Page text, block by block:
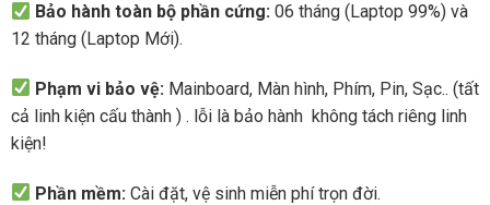
Bảo hành toàn bộ phần cứng: 06 tháng (Laptop 99%) và
12 tháng (Laptop Mới).
Phạm vi bảo vệ: Mainboard, Màn hình, Phím, Pin, Sạc.. (tất
cả linh kiện cấu thành ) . lỗi là bảo hành không tách riêng linh
kiện!
Phần mềm: Cài đặt, vệ sinh miễn phí trọn đời.